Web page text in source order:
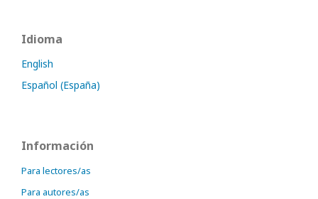
Idioma
English
Español (España)
Información
Para lectores/as
Para autores/as